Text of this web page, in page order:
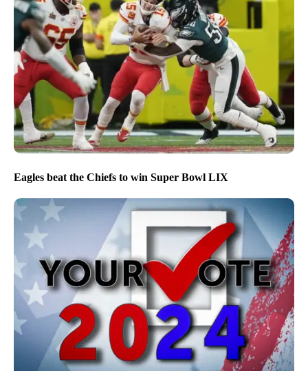
Eagles beat the Chiefs to win Super Bowl LIX